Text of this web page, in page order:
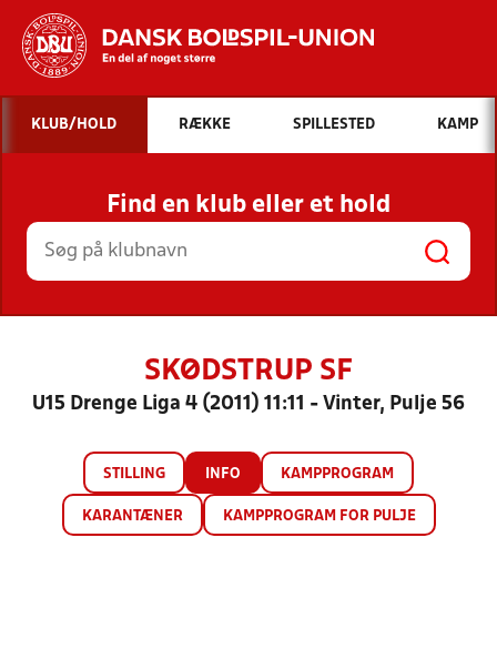
Hvad vil du søge efter?
INDHOLD OG NYHEDER
STILLINGER, RESULTATER, KLUBBER OG
HOLD
KLUB/HOLD RÆKKE SPILLESTED KAMP
Find en klub eller et hold
SKØDSTRUP SF
U15 Drenge Liga 4 (2011) 11:11 - Vinter, Pulje 56
STILLING INFO KAMPPROGRAM
KARANTÆNER KAMPPROGRAM FOR PULJE